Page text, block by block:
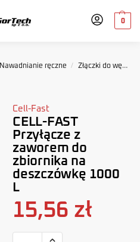
0
Nawadnianie ręczne / Złączki do węży ogrodowych
Cell-Fast
CELL-FAST
Przyłącze z
zaworem do
zbiornika na
deszczówkę 1000
L
15,56 zł